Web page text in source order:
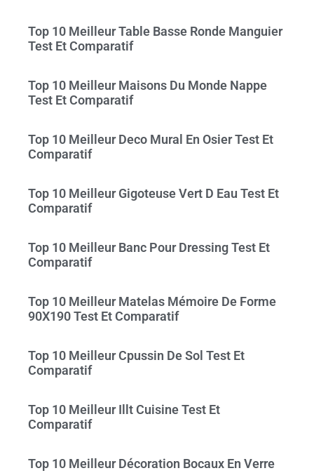
Top 10 Meilleur Table Basse Ronde Manguier
Test Et Comparatif
Top 10 Meilleur Maisons Du Monde Nappe
Test Et Comparatif
Top 10 Meilleur Deco Mural En Osier Test Et
Comparatif
Top 10 Meilleur Gigoteuse Vert D Eau Test Et
Comparatif
Top 10 Meilleur Banc Pour Dressing Test Et
Comparatif
Top 10 Meilleur Matelas Mémoire De Forme
90X190 Test Et Comparatif
Top 10 Meilleur Cpussin De Sol Test Et
Comparatif
Top 10 Meilleur Illt Cuisine Test Et
Comparatif
Top 10 Meilleur Décoration Bocaux En Verre